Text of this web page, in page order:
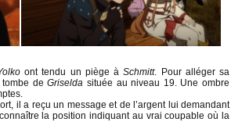
ont tendu un piège àSchmitt. Pour alléger sa
tombe deGriselda située au niveau 19. Une ombre
il a reçu un message et de l’argent lui demandant
la position indiquant au vrai coupable où la